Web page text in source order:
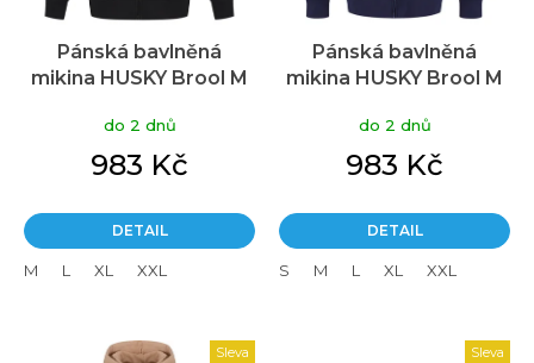
Pánská bavlněná
mikina HUSKY Brool M
do 2 dnů
983 Kč
DETAIL
M L XL XXL
Pánská bavlněná
mikina HUSKY Brool M
do 2 dnů
983 Kč
DETAIL
S M L XL XXL
Sleva
Sleva